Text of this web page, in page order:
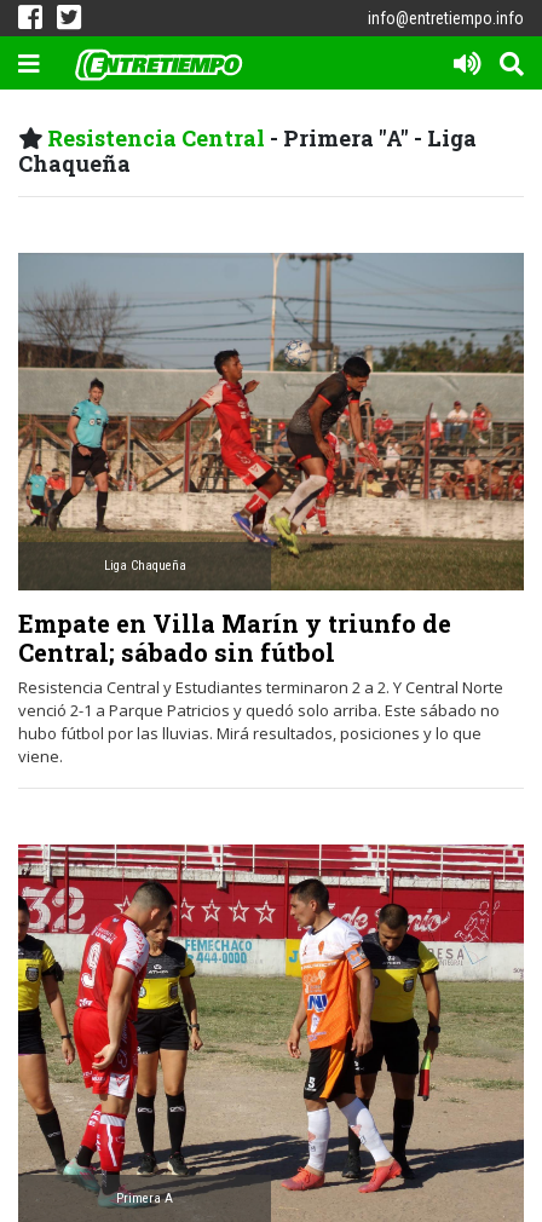
info@entretiempo.info
Resistencia Central - Primera "A" - Liga
Chaqueña
Liga Chaqueña
Empate en Villa Marín y triunfo de
Central; sábado sin fútbol
Resistencia Central y Estudiantes terminaron 2 a 2. Y Central Norte
venció 2-1 a Parque Patricios y quedó solo arriba. Este sábado no
hubo fútbol por las lluvias. Mirá resultados, posiciones y lo que
viene.
Primera A